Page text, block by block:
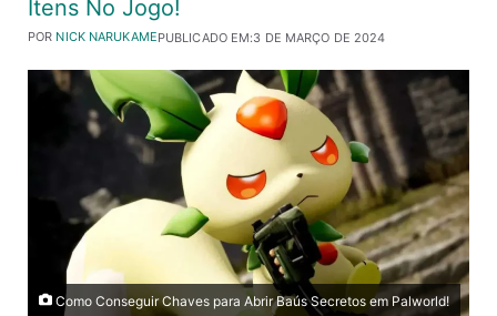
Ítens No Jogo!
PUBLICADO EM:3 DE MARÇO DE 2024
POR NICK NARUKAME
Como Conseguir Chaves para Abrir Baús Secretos em Palworld!